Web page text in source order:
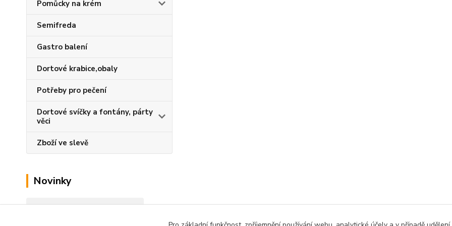
Pomůcky na krém
Semifreda
Gastro balení
Dortové krabice,obaly
Potřeby pro pečení
Dortové svíčky a fontány, párty
věci
Zboží ve slevě
Novinky
Zobrazit všechny novinky